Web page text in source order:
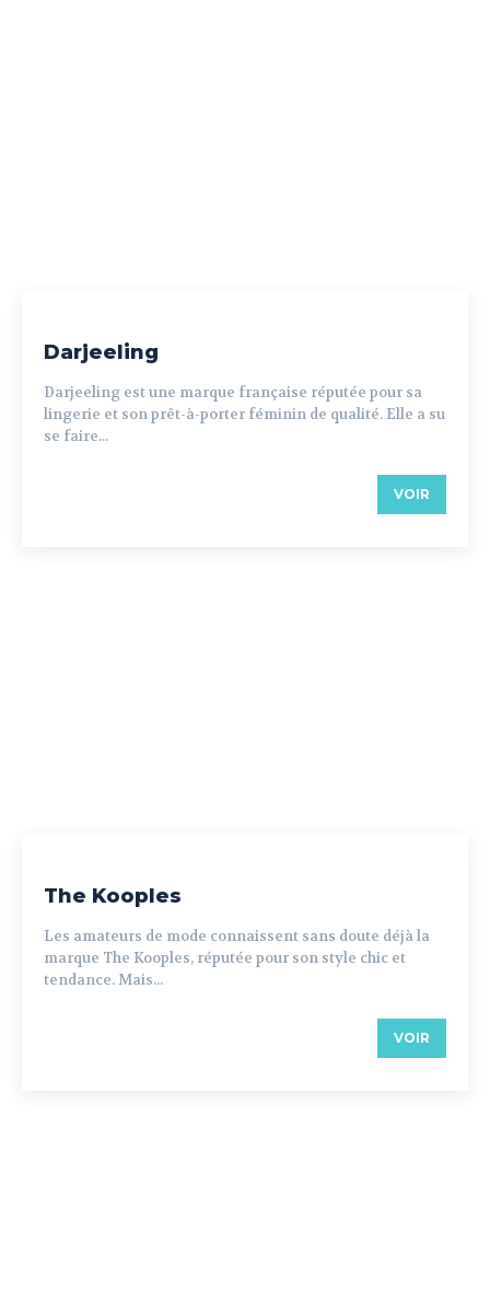
Darjeeling
Darjeeling est une marque française réputée pour sa
lingerie et son prêt-à-porter féminin de qualité. Elle a su
se faire...
VOIR
The Kooples
Les amateurs de mode connaissent sans doute déjà la
marque The Kooples, réputée pour son style chic et
tendance. Mais...
VOIR